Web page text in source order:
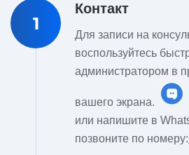
1
Контакт
Для записи на
воспользуйтесь
администратором в
вашего экрана.
или напишите в
позвоните по номеру: